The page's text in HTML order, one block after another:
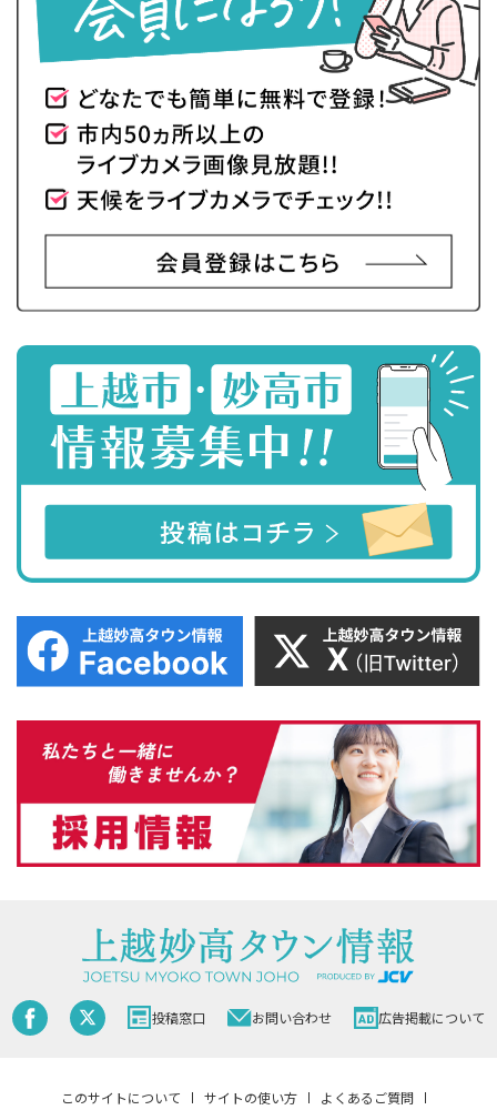
投稿窓口 お問い合わせ 広告掲載について
このサイトについて サイトの使い方 よくあるご質問